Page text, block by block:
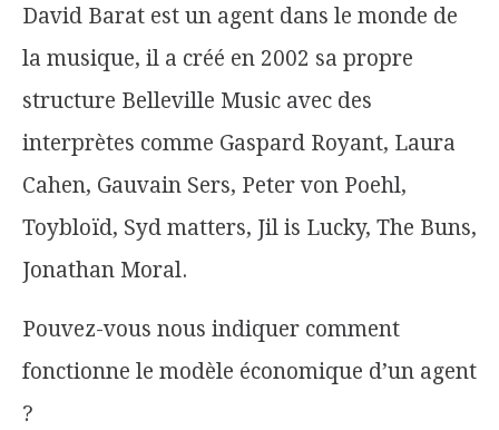
David Barat est un agent dans le monde de
la musique, il a créé en 2002 sa propre
structure Belleville Music avec des
interprètes comme Gaspard Royant, Laura
Cahen, Gauvain Sers, Peter von Poehl,
Toybloïd, Syd matters, Jil is Lucky, The Buns,
Jonathan Moral.
Pouvez-vous nous indiquer comment
fonctionne le modèle économique d’un agent
?